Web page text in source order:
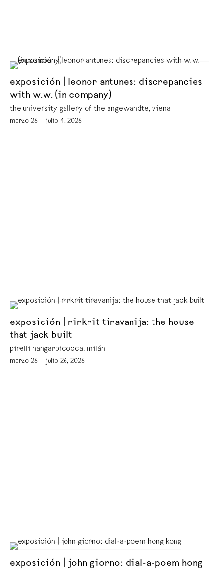
exposición | leonor antunes: discrepancies
with w.w. (in company)
the university gallery of the angewandte, viena
marzo 26 – julio 4, 2026
exposición | rirkrit tiravanija: the house
that jack built
pirelli hangarbicocca, milán
marzo 26 – julio 26, 2026
exposición | john giorno: dial-a-poem hong